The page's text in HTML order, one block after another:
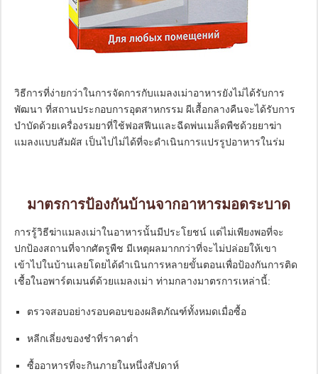
วิธีการที่ง่ายกว่าในการจัดการกับแมลงเม่าอาหารยังไม่ได้รับการ
พัฒนา ที่สถานประกอบการอุตสาหกรรม ผีเสื้อกลางคืนจะได้รับการ
บำบัดด้วยเครื่องรมยาที่ใช้ฟอสฟีนและฉีดพ่นเมล็ดพืชด้วยยาฆ่า
แมลงแบบสัมผัส เป็นไปไม่ได้ที่จะดำเนินการแปรรูปอาหารในร่ม
มาตรการป้องกันบ้านจากอาหารมอดระบาด
การรู้วิธีฆ่าแมลงเม่าในอาหารนั้นมีประโยชน์ แต่ไม่เพียงพอที่จะ
ปกป้องสถานที่จากศัตรูพืช มีเหตุผลมากกว่าที่จะไม่ปล่อยให้เขา
เข้าไปในบ้านเลยโดยได้ดำเนินการหลายขั้นตอนเพื่อป้องกันการติด
เชื้อในอพาร์ตเมนต์ด้วยแมลงเม่า ท่ามกลางมาตรการเหล่านี้:
ตรวจสอบอย่างรอบคอบของผลิตภัณฑ์ทั้งหมดเมื่อซื้อ
หลีกเลี่ยงของชำที่ราคาต่ำ
ซื้ออาหารที่จะกินภายในหนึ่งสัปดาห์